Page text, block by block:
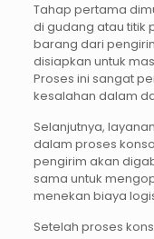
Tahap pertama
di gudang atau titik
barang dari
disiapkan untuk
Proses ini sangat
kesalahan dalam
Selanjutnya,
dalam proses
pengirim akan
sama untuk
menekan biaya
Setelah proses